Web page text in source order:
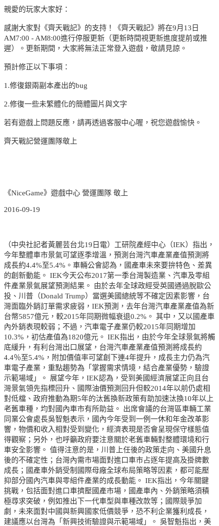
親愛的玩家大家好：
感謝大家對《齊天戰記》的支持！《齊天戰記》將在9月13日
AM7:00 - AM8:00進行停服更新（更新時間視更新進度提前或推
遲）。更新期間，大家將無法正常登入遊戲，敬請見諒。
預計修正以下事項：
1.修復銀兩副本產出的bug
2.修復一些未繁體化的簡體圖片與文字
若有遊戲上問題反應，請再透過客服中心喔，祝您遊戲愉快。
齊天戰記營運團隊敬上
《NiceGame》遊戲中心 營運團隊 敬上
2016-09-19
（中央社記者黃麗芸台北19日電）工研院產經中心（IEK）指出，
今年整體車市景氣可望逐季增溫，預測台灣汽車產業產值預測將
成長約4.4%至5.4%。車輛公會認為，國產車未來要拚特色、差異
的創新動能。 IEK今天公布2017第一季台灣製造業、汽車及零組
件產業景氣展望預測結果。 由於去年全球政經受英國通過脫歐公
投、川普（Donald Trump）當選美國總統等不確定因素影響，台
灣面臨外銷訂單需求疲弱，IEK預測，去年台灣汽車產業產值為新
台幣5857億元，較2015年同期微幅衰退0.2%。 其中，又以國產車
內外銷表現較弱；不過，汽車電子產業仍較2015年同期增加
10.3%，初估產值為1820億元。 IEK指出，由於今年全球景氣將觸
底緩升，有利台灣出口展望，台灣汽車產業產值預測將成長約
4.4％至5.4%，附加價值率可望創下連4年提升，成長主力仍為汽
車電子產業，重點趨勢為「掌握需求情境，結合產業優勢，驗證
示範場域」。 展望今年，IEK認為，受到美國經濟展望正向且台
灣景氣領先指標回升、國際油價預測回升但較2014年以前仍處相
對低檔、政府推動為期5年的汰舊換新政策有助加速汰換10年以上
老舊車種，均對國內車市有所助益。 出席會議的台灣區車輛工業
同業公會處長吳智魁表示，國內今年受到一例一休和年金改革影
響，物價和收入相對受到變化，經濟表現是否會呈現保守樣態值
得觀察；另外，也呼籲政府要注意關於老舊車輛對整體環境和行
車安全影響。 值得注意的是，川普上任後的政策走向、美國升息
後的不確定性；台灣內需市場面對進口車市占逐年提高及掛牌數
成長；國產車外銷受制國際母廠全球布局策略等因素，都可能壓
抑部分國內汽車與零組件產業的成長動能。 IEK指出，今年關鍵
挑戰，包括面對進口車擠壓國產市場，國產車內、外銷策略須積
極尋求突破，例如推出下一代車型與車種改款等；國際競爭加
劇，未來面對中國與新興國家低價競爭，恐不利企業獲利成長，
建議應以台灣為「新興技術驗證與示範場域」。 吳智魁指出，美